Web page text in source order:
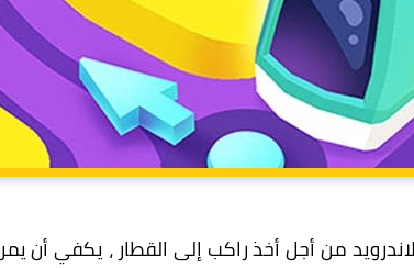
من أجل أخذ راكب إلى القطار ، يكفي أن